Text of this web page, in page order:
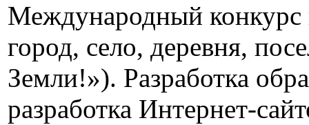
Международный
город, село, деревня,
Земли!»). Разработка
разработка Интернет-